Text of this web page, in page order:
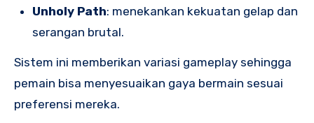
Unholy Path: menekankan kekuatan gelap dan
serangan brutal.
Sistem ini memberikan variasi gameplay sehingga
pemain bisa menyesuaikan gaya bermain sesuai
preferensi mereka.